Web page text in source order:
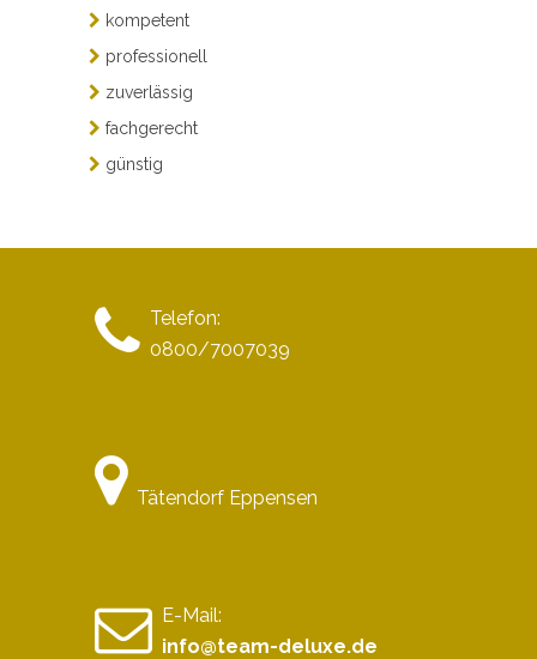
kompetent
professionell
zuverlässig
fachgerecht
günstig
Telefon:
0800/7007039
Tätendorf Eppensen
E-Mail:
info@team-deluxe.de